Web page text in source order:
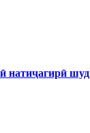
натиҷагирӣ шуд